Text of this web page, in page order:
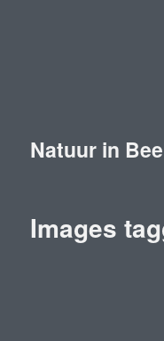
Natuur in
Images